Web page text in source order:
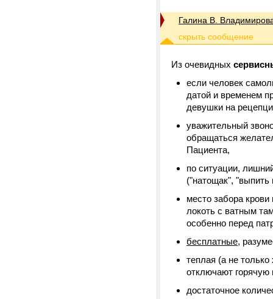
Галина В.
Из очевидных
если человек
датой и временем
девушки на
уважительный
обращаться
Пациента,
по ситуации,
("натощак", "выпить
место забора
локоть с ватным
особенно перед
бесплатные,
теплая (а не
отключают горячую
достаточное